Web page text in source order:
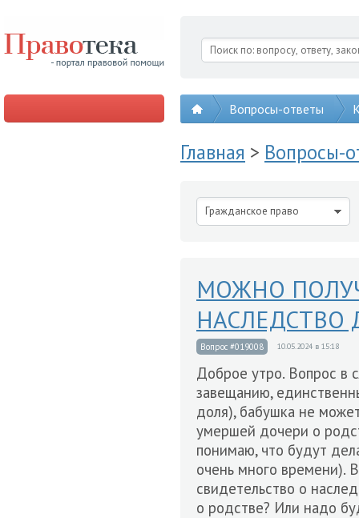
Вопросы-ответы
Главная > Вопросы-
Гражданское право
МОЖНО
НАСЛЕДСТВО
Вопрос #019008 10.05.2024 в 15:18
Доброе утро. Вопрос в
завещанию,
доля), бабушка не
умершей дочери о
понимаю, что будут
очень много времени).
свидетельство о
о родстве? Или надо